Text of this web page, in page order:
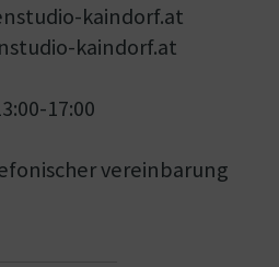
kaindorf.at
kaindorf.at
17:00
vereinbarung